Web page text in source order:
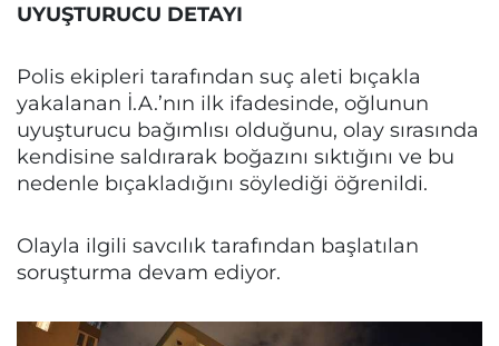
UYUŞTURUCU DETAYI
Polis ekipleri tarafından suç aleti bıçakla
yakalanan İ.A.’nın ilk ifadesinde, oğlunun
uyuşturucu bağımlısı olduğunu, olay sırasında
kendisine saldırarak boğazını sıktığını ve bu
nedenle bıçakladığını söylediği öğrenildi.
Olayla ilgili savcılık tarafından başlatılan
soruşturma devam ediyor.